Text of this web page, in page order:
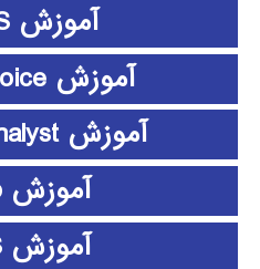
آموزش ETABS
آموزش expert choice
آموزش Frontier Analyst
آموزش github
آموزش HFSS